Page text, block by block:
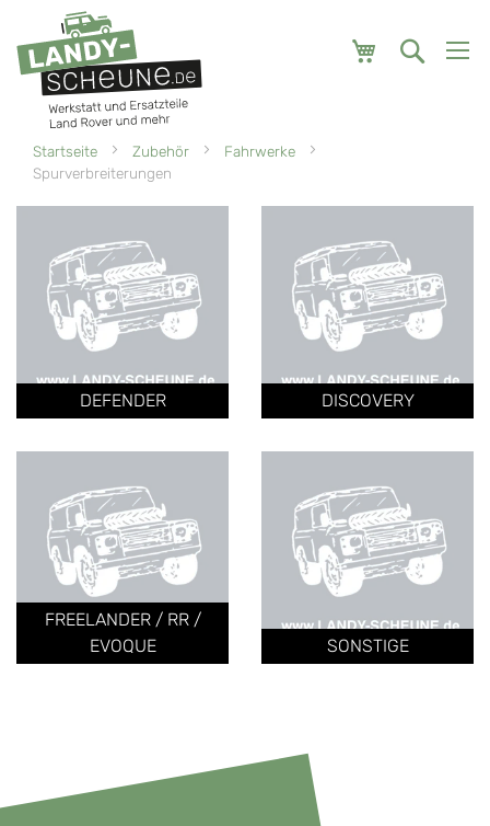
Mein
Startseite Zubehör
Fahrwerke
Spurverbreiterungen
DEFENDER DISCOVERY
FREELANDER / RR /
EVOQUE
SONSTIGE